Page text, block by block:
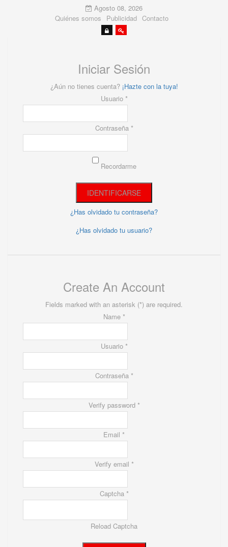
Agosto 08, 2026
Quiénes somos
Publicidad Contacto
Iniciar Sesión
¿Aún no tienes cuenta? ¡Hazte con la tuya!
Usuario *
Contraseña *
Recordarme
¿Has olvidado tu contraseña?
¿Has olvidado tu usuario?
Create An Account
Fields marked with an asterisk (*) are required.
Name *
Usuario *
Contraseña *
Verify password *
Email *
Verify email *
Captcha *
Reload Captcha